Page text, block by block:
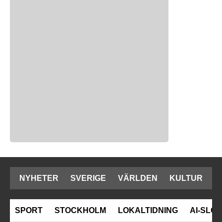
NYHETER SVERIGE VÄRLDEN KULTUR
SPORT STOCKHOLM LOKALTIDNING AI-SLOP